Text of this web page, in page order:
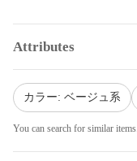
Attributes
カラー: ベージュ系
You can search for similar items.